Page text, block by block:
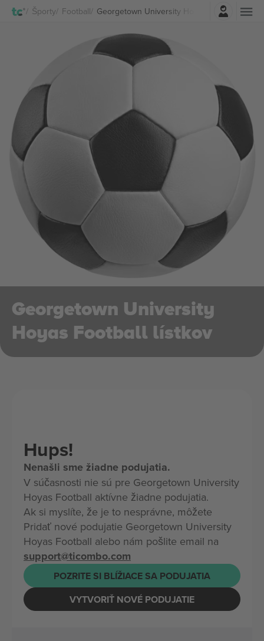
Športy Football Georgetown University Hoyas Football lístkov
Prihlásenie
Georgetown University
Hoyas Football lístkov
Hups!
Nenašli sme žiadne podujatia.
V súčasnosti nie sú pre Georgetown University
Hoyas Football aktívne žiadne podujatia.
Ak si myslíte, že je to nesprávne, môžete
Pridať nové podujatie Georgetown University
Hoyas Football alebo nám pošlite email na
support@ticombo.com
POZRITE SI BLÍŽIACE SA PODUJATIA
VYTVORIŤ NOVÉ PODUJATIE